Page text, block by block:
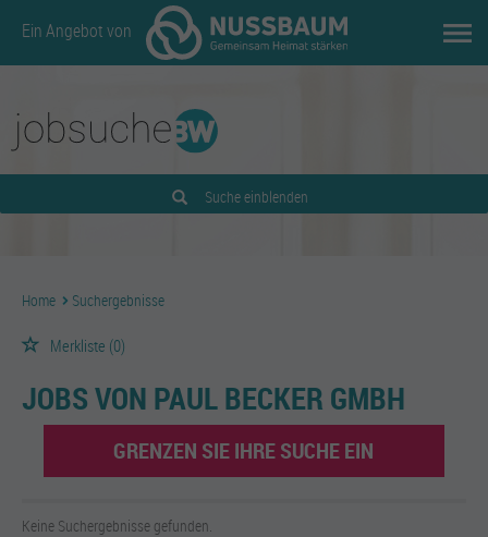
Ein Angebot von
Suche einblenden
Home Suchergebnisse
Merkliste (0)
JOBS VON PAUL BECKER GMBH
GRENZEN SIE IHRE SUCHE EIN
Keine Suchergebnisse gefunden.